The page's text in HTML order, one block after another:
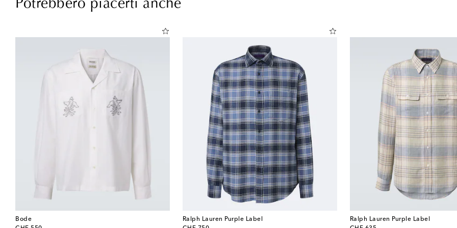
Potrebbero piacerti anche
Bode
Ralph Lauren Purple Label
Ralph Lauren Purple Label